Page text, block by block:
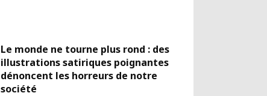
Le monde ne tourne plus rond : des
illustrations satiriques poignantes
dénoncent les horreurs de notre
société